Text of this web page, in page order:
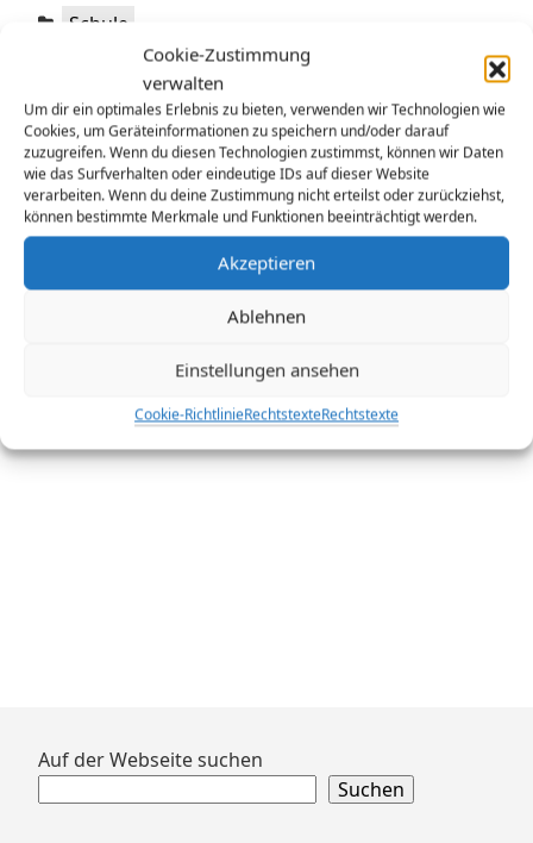
Cookie-Zustimmung
verwalten
Um dir ein optimales Erlebnis zu bieten, verwenden wir Technologien wie
Cookies, um Geräteinformationen zu speichern und/oder darauf
zuzugreifen. Wenn du diesen Technologien zustimmst, können wir Daten
wie das Surfverhalten oder eindeutige IDs auf dieser Website
verarbeiten. Wenn du deine Zustimmung nicht erteilst oder zurückziehst,
können bestimmte Merkmale und Funktionen beeinträchtigt werden.
Akzeptieren
Ablehnen
Einstellungen ansehen
Cookie-RichtlinieRechtstexteRechtstexte
Kategorien:
Schule
Schlagwörter:
digitale Helferlein
Beitragsnavigation
<VORHERIGE
Vorheriger
Beitrag:
Ein Film, der Mut macht. Predigt zu Offb 1,9-18
Überblick über H5P
Zum
Auf der Webseite suchen
Suchen